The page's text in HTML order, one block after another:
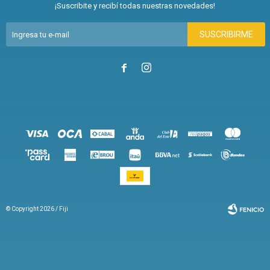
¡Suscribite y recibí todas nuestras novedades!
SUSCRIBIRME
 
© Copyright 2026 / Fiji